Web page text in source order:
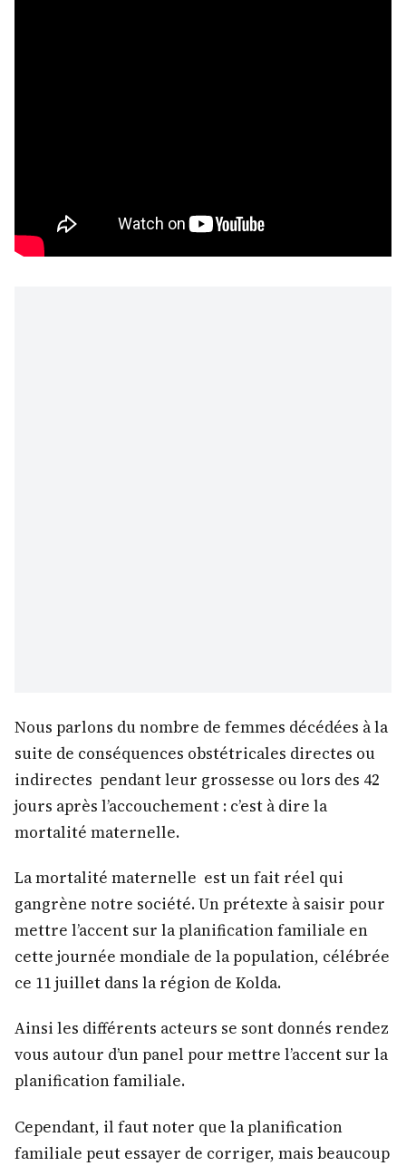
Nous parlons du nombre de femmes décédées à la
suite de conséquences obstétricales directes ou
indirectes pendant leur grossesse ou lors des 42
jours après l’accouchement : c’est à dire la
mortalité maternelle.
La mortalité maternelle est un fait réel qui
gangrène notre société. Un prétexte à saisir pour
mettre l’accent sur la planification familiale en
cette journée mondiale de la population, célébrée
ce 11 juillet dans la région de Kolda.
Ainsi les différents acteurs se sont donnés rendez
vous autour d’un panel pour mettre l’accent sur la
planification familiale.
Cependant, il faut noter que la planification
familiale peut essayer de corriger, mais beaucoup